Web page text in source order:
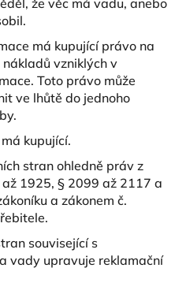
že věc má vadu, anebo
má kupující právo na
vzniklých v
Toto právo může
ve lhůtě do jednoho
kupující.
stran ohledně práv z
1925, § 2099 až 2117 a
a zákonem č.
související s
vady upravuje reklamační